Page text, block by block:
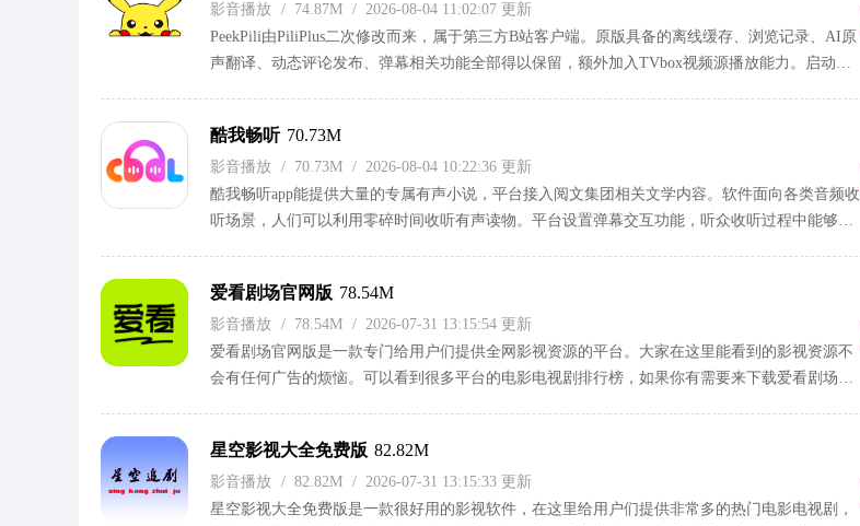
影音播放 / 74.87M / 2026-08-04 11:02:07 更新
PeekPili由PiliPlus二次修改而来，属于第三方B站客户端。原版具备的离线缓存、浏览记录、AI原
声翻译、动态评论发布、弹幕相关功能全部得以保留，额外加入TVbox视频源播放能力。启动软
酷我畅听 70.73M
影音播放 / 70.73M / 2026-08-04 10:22:36 更新
酷我畅听app能提供大量的专属有声小说，平台接入阅文集团相关文学内容。软件面向各类音频收
听场景，人们可以利用零碎时间收听有声读物。平台设置弹幕交互功能，听众收听过程中能够相
爱看剧场官网版 78.54M
影音播放 / 78.54M / 2026-07-31 13:15:54 更新
爱看剧场官网版是一款专门给用户们提供全网影视资源的平台。大家在这里能看到的影视资源不
会有任何广告的烦恼。可以看到很多平台的电影电视剧排行榜，如果你有需要来下载爱看剧场官
星空影视大全免费版 82.82M
影音播放 / 82.82M / 2026-07-31 13:15:33 更新
星空影视大全免费版是一款很好用的影视软件，在这里给用户们提供非常多的热门电影电视剧，